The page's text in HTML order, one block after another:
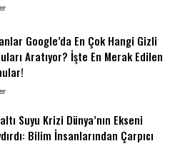
Google’da En Çok Hangi Gizli
Aratıyor? İşte En Merak Edilen
Suyu Krizi Dünya’nın Ekseni
Bilim İnsanlarından Çarpıcı